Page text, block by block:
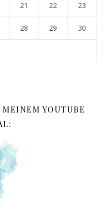
21 22 23
28 29 30
YOUTUBE